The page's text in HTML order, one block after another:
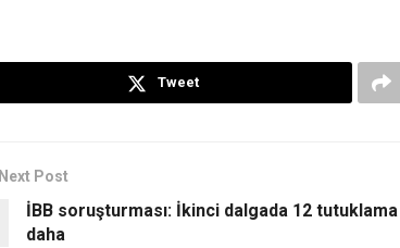
Tweet
Next Post
İBB soruşturması: İkinci dalgada 12 tutuklama
daha